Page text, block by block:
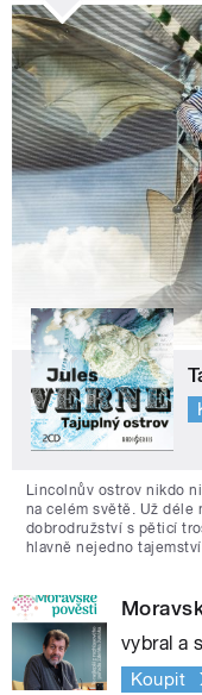
Lincolnův ostrov nikdo
na celém světě. Už déle
dobrodružství s pěticí
hlavně nejedno
vybral a
Koupit